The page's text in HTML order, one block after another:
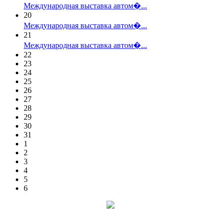
Международная выставка автом�...
20
Международная выставка автом�...
21
Международная выставка автом�...
22
23
24
25
26
27
28
29
30
31
1
2
3
4
5
6